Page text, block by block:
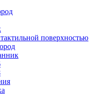
поверхностью